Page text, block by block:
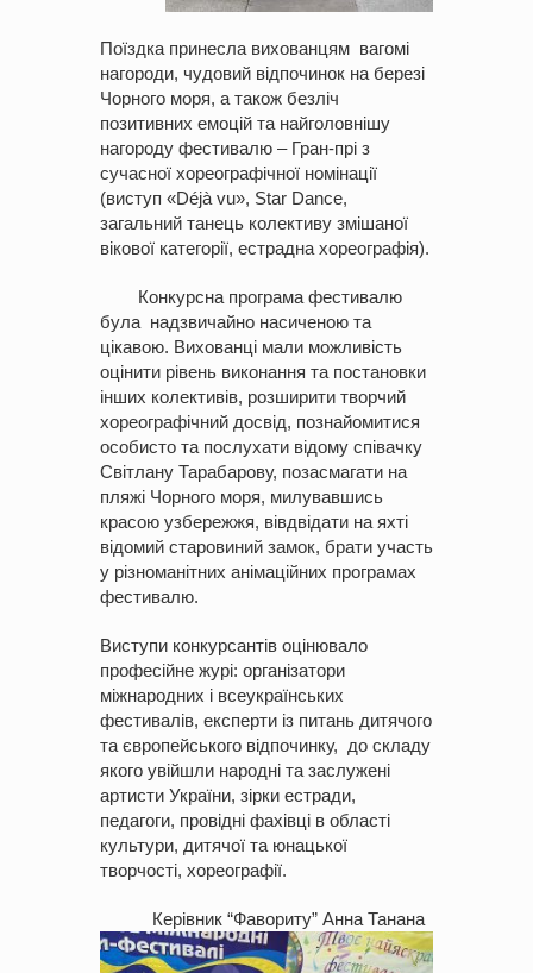
Поїздка принесла вихованцям вагомі
нагороди, чудовий відпочинок на березі
Чорного моря, а також безліч
позитивних емоцій та найголовнішу
нагороду фестивалю – Гран-прі з
сучасної хореографічної номінації
(виступ «Déjà vu», Star Dance,
загальний танець колективу змішаної
вікової категорії, естрадна хореографія).
Конкурсна програма фестивалю
була надзвичайно насиченою та
цікавою. Вихованці мали можливість
оцінити рівень виконання та постановки
інших колективів, розширити творчий
хореографічний досвід, познайомитися
особисто та послухати відому співачку
Світлану Тарабарову, позасмагати на
пляжі Чорного моря, милувавшись
красою узбережжя, вівдвідати на яхті
відомий старовиний замок, брати участь
у різноманітних анімаційних програмах
фестивалю.
Виступи конкурсантів оцінювало
професійне журі: організатори
міжнародних і всеукраїнських
фестивалів, експерти із питань дитячого
та європейського відпочинку, до складу
якого увійшли народні та заслужені
артисти України, зірки естради,
педагоги, провідні фахівці в області
культури, дитячої та юнацької
творчості, хореографії.
Керівник “Фавориту” Анна Танана